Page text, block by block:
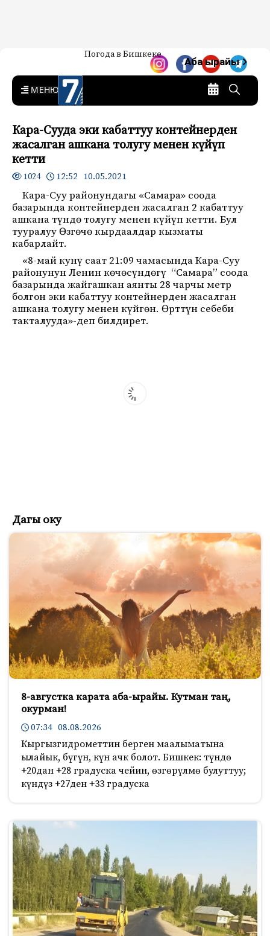
7-канал. Жаңылыктар —
Кыргызстан
Жаңылыктар — Кыргызстан
Погода в Бишкеке
Аба ырайы
MENU
Кара-Сууда эки кабаттуу контейнерден
жасалган ашкана толугу менен күйүп
кетти
1024 12:52 10.05.2021
Кара-Суу районундагы «Самара» соода
базарында контейнерден жасалган 2 кабаттуу
ашкана түндө толугу менен күйүп кетти. Бул
тууралуу Өзгөчө кырдаалдар кызматы
кабарлайт.
«8-май кунү саат 21:09 чамасында Кара-Суу
районунун Ленин көчөсүндөгү “Самара” соода
базарында жайгашкан аянты 28 чарчы метр
болгон эки кабаттуу контейнерден жасалган
ашкана толугу менен күйгөн. Өрттүн себеби
такталууда»-деп билдирет.
Дагы оку
8-августка карата аба-ырайы. Кутман таң,
окурман!
07:34 08.08.2026
Кыргызгидрометтин берген маалыматына
ылайык, бүгүн, күн ачк болот. Бишкек: түндө
+20дан +28 градуска чейин, өзгөрүлмө булуттуу;
күндүз +27ден +33 градуска